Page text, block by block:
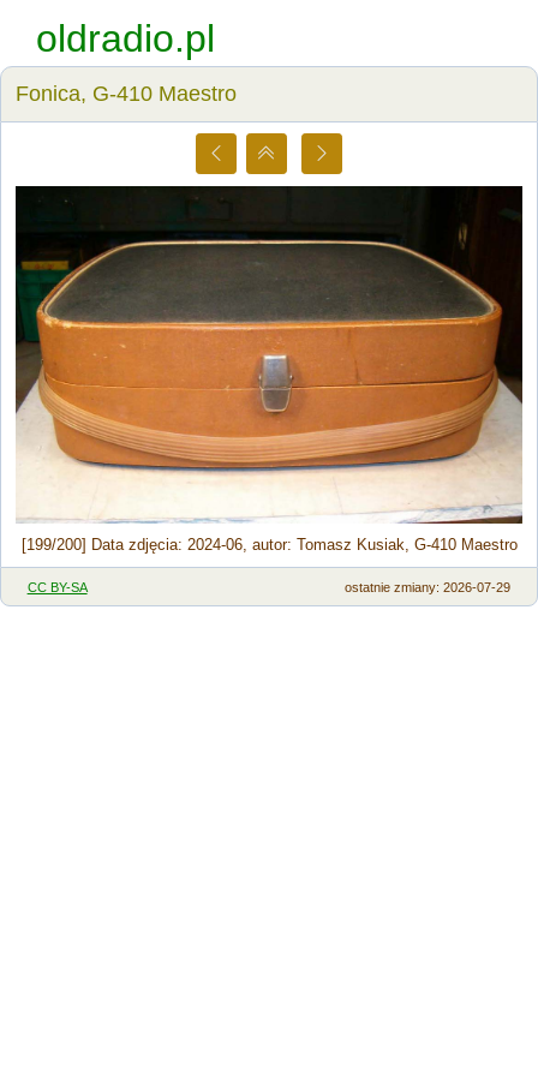
oldradio.pl
Fonica, G-410 Maestro
[199/200] Data zdjęcia: 2024-06, autor: Tomasz Kusiak, G-410 Maestro
CC BY-SA ostatnie zmiany: 2026-07-29